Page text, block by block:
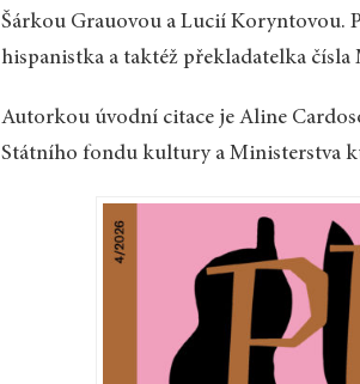
Šárkou Grauovou a Lucií Koryntovou.
hispanistka a taktéž překladatelka čísla
Autorkou úvodní citace je Aline
Státního fondu kultury a Ministerstva